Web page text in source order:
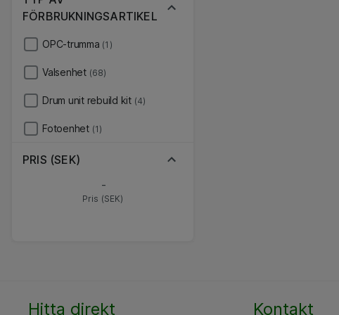
FÖRBRUKNINGSARTIKEL
OPC-trumma (1)
Valsenhet (68)
Drum unit rebuild kit (4)
Fotoenhet (1)
PRIS (SEK)
-
Pris (SEK)
Hitta direkt Kontakt